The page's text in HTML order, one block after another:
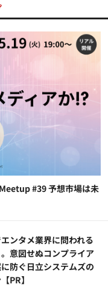
#39 予想市場は未
ンタメ業界に問われる
。意図せぬコンプライア
防ぐ日立システムズの
PR】